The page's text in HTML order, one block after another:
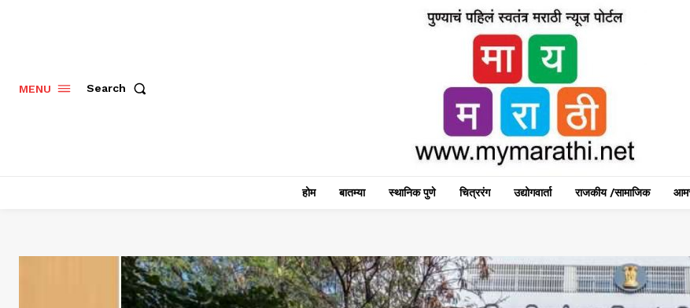
MENU Search
होम बातम्या स्थानिक पुणे चित्ररंग उद्योगवार्ता राजकीय /सामाजिक